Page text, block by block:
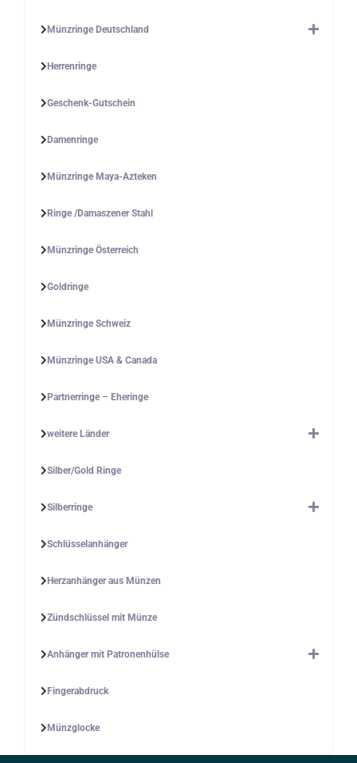
Münzringe Deutschland
Herrenringe
Geschenk-Gutschein
Damenringe
Münzringe Maya-Azteken
Ringe /Damaszener Stahl
Münzringe Österreich
Goldringe
Münzringe Schweiz
Münzringe USA & Canada
Partnerringe – Eheringe
weitere Länder
Silber/Gold Ringe
Silberringe
Schlüsselanhänger
Herzanhänger aus Münzen
Zündschlüssel mit Münze
Anhänger mit Patronenhülse
Fingerabdruck
Münzglocke